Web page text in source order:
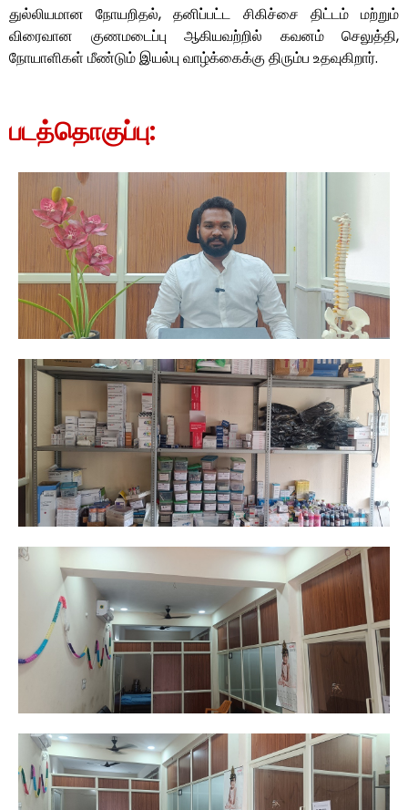
துல்லியமான நோயறிதல், தனிப்பட்ட சிகிச்சை திட்டம் மற்றும்
விரைவான குணமடைப்பு ஆகியவற்றில் கவனம் செலுத்தி,
நோயாளிகள் மீண்டும் இயல்பு வாழ்க்கைக்கு திரும்ப உதவுகிறார்.
படத்தொகுப்பு: